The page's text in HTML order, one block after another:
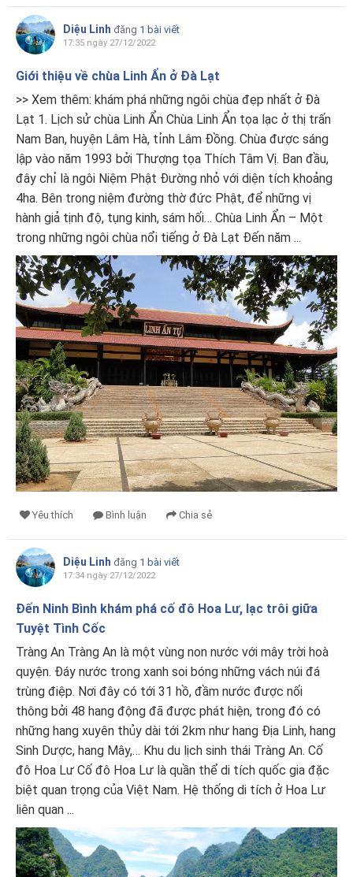
Diệu Linh đăng 1 bài viết
17:35 ngày 27/12/2022
Giới thiệu về chùa Linh Ẩn ở Đà Lạt
>> Xem thêm: khám phá những ngôi chùa đẹp nhất ở Đà
Lạt 1. Lịch sử chùa Linh Ẩn Chùa Linh Ẩn tọa lạc ở thị trấn
Nam Ban, huyện Lâm Hà, tỉnh Lâm Đồng. Chùa được sáng
lập vào năm 1993 bởi Thượng tọa Thích Tâm Vị. Ban đầu,
đây chỉ là ngôi Niệm Phật Đường nhỏ với diện tích khoảng
4ha. Bên trong niệm đường thờ đức Phật, để những vị
hành giả tịnh độ, tụng kinh, sám hối… Chùa Linh Ẩn – Một
trong những ngôi chùa nổi tiếng ở Đà Lạt Đến năm ...
Yêu thích Bình luận Chia sẻ
Diệu Linh đăng 1 bài viết
17:34 ngày 27/12/2022
Đến Ninh Bình khám phá cố đô Hoa Lư, lạc trôi giữa
Tuyệt Tình Cốc
Tràng An Tràng An là một vùng non nước với mây trời hoà
quyện. Đáy nước trong xanh soi bóng những vách núi đá
trùng điệp. Nơi đây có tới 31 hồ, đầm nước được nối
thông bởi 48 hang động đã được phát hiện, trong đó có
những hang xuyên thủy dài tới 2km như hang Địa Linh, hang
Sinh Dược, hang Mây,… Khu du lịch sinh thái Tràng An. Cố
đô Hoa Lư Cố đô Hoa Lư là quần thể di tích quốc gia đặc
biệt quan trọng của Việt Nam. Hệ thống di tích ở Hoa Lư
liên quan ...